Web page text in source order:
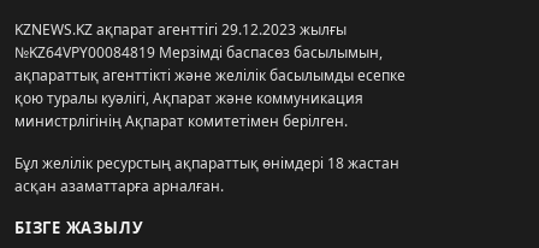
KZNEWS.KZ ақпарат агенттігі 29.12.2023 жылғы
№KZ64VPY00084819 Мерзімді баспасөз басылымын,
ақпараттық агенттікті және желілік басылымды есепке
қою туралы куәлігі, Ақпарат және коммуникация
министрлігінің Ақпарат комитетімен берілген.
Бұл желілік ресурстың ақпараттық өнімдері 18 жастан
асқан азаматтарға арналған.
БІЗГЕ ЖАЗЫЛУ